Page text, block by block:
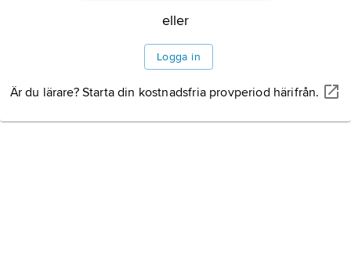
Information om artikeln
eller
Logga in
Är du lärare? Starta din kostnadsfria provperiod härifrån.